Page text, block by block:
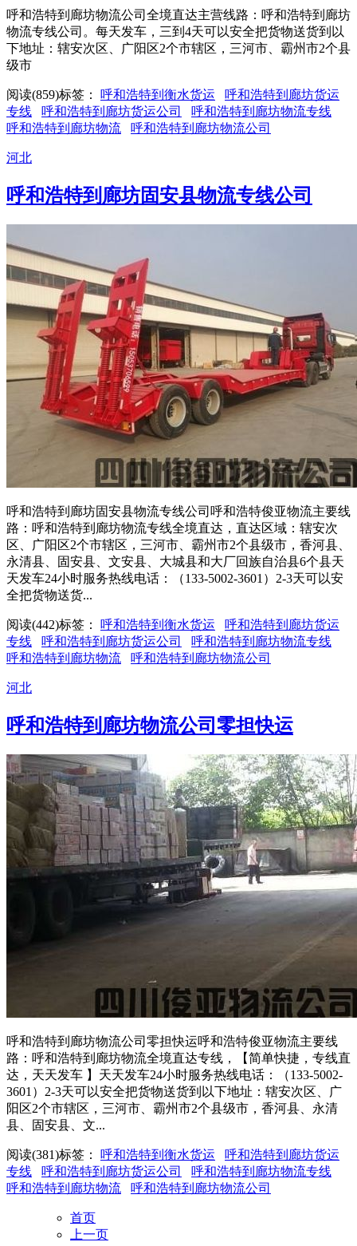
呼和浩特到廊坊物流公司全境直达主营线路：呼和浩特到廊坊
物流专线公司。每天发车，三到4天可以安全把货物送货到以
下地址：辖安次区、广阳区2个市辖区，三河市、霸州市2个县
级市
阅读(859)标签： 呼和浩特到衡水货运
呼和浩特到廊坊货运
专线
呼和浩特到廊坊货运公司
呼和浩特到廊坊物流专线
呼和浩特到廊坊物流
呼和浩特到廊坊物流公司
河北
呼和浩特到廊坊固安县物流专线公司
呼和浩特到廊坊固安县物流专线公司呼和浩特俊亚物流主要线
路：呼和浩特到廊坊物流专线全境直达，直达区域：辖安次
区、广阳区2个市辖区，三河市、霸州市2个县级市，香河县、
永清县、固安县、文安县、大城县和大厂回族自治县6个县天
天发车24小时服务热线电话：（133-5002-3601）2-3天可以安
全把货物送货...
阅读(442)标签： 呼和浩特到衡水货运
呼和浩特到廊坊货运
专线
呼和浩特到廊坊货运公司
呼和浩特到廊坊物流专线
呼和浩特到廊坊物流
呼和浩特到廊坊物流公司
河北
呼和浩特到廊坊物流公司零担快运
呼和浩特到廊坊物流公司零担快运呼和浩特俊亚物流主要线
路：呼和浩特到廊坊物流全境直达专线，【简单快捷，专线直
达，天天发车 】天天发车24小时服务热线电话：（133-5002-
3601）2-3天可以安全把货物送货到以下地址：辖安次区、广
阳区2个市辖区，三河市、霸州市2个县级市，香河县、永清
县、固安县、文...
阅读(381)标签： 呼和浩特到衡水货运
呼和浩特到廊坊货运
专线
呼和浩特到廊坊货运公司
呼和浩特到廊坊物流专线
呼和浩特到廊坊物流
呼和浩特到廊坊物流公司
首页
上一页